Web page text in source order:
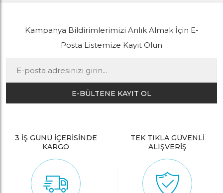
Kampanya Bildirimlerimizi Anlık Almak İçin E-
Posta Listemize Kayıt Olun
E-BÜLTENE KAYIT OL
3 İŞ GÜNÜ İÇERİSİNDE
KARGO
TEK TIKLA GÜVENLİ
ALIŞVERİŞ